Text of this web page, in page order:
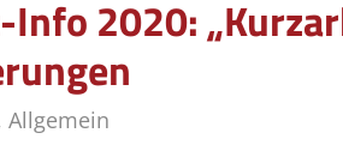
2020:
Allgemein